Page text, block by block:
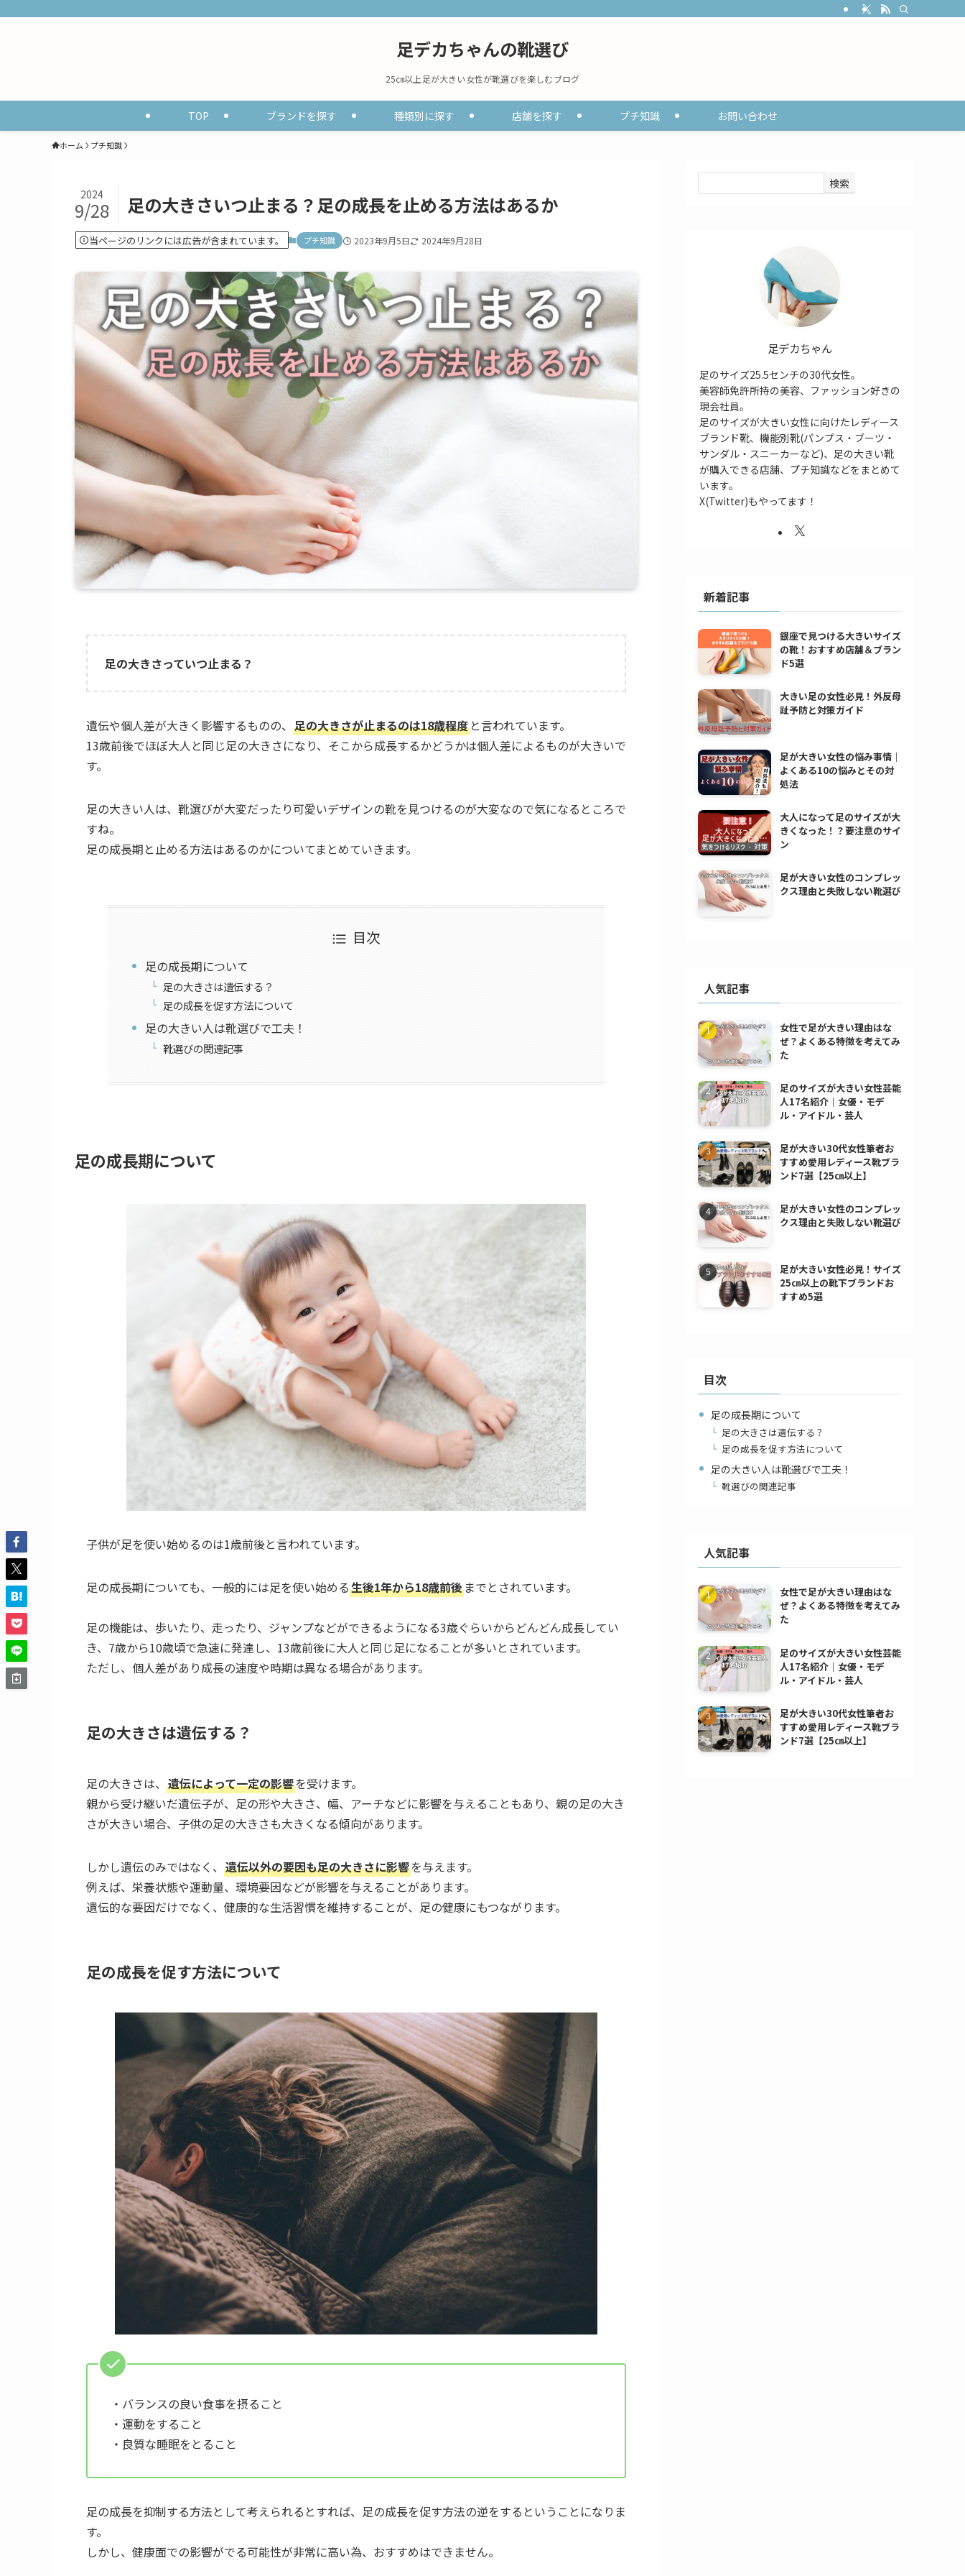
足デカちゃんの靴選び
25㎝以上足が大きい女性が靴選びを楽しむブログ
TOP ブランドを探す 種類別に探す 店舗を探す プチ知識 お問い合わせ
ホーム プチ知識
足の大きさいつ止まる？足の成長を止める方法はあるか
2024
9/28
当ページのリンクには広告が含まれています。 プチ知識 2023年9月5日 2024年9月28日
足の大きさっていつ止まる？
遺伝や個人差が大きく影響するものの、 足の大きさが止まるのは18歳程度 と言われています。
13歳前後でほぼ大人と同じ足の大きさになり、そこから成長するかどうかは個人差によるものが大きいで
す。
足の大きい人は、靴選びが大変だったり可愛いデザインの靴を見つけるのが大変なので気になるところで
すね。
足の成長期と止める方法はあるのかについてまとめていきます。
目次
足の成長期について
足の大きさは遺伝する？
足の成長を促す方法について
足の大きい人は靴選びで工夫！
靴選びの関連記事
足の成長期について
子供が足を使い始めるのは1歳前後と言われています。
足の成長期についても、一般的には足を使い始める生後1年から18歳前後 までとされています。
足の機能は、歩いたり、走ったり、ジャンプなどができるようになる3歳ぐらいからどんどん成長してい
き、7歳から10歳頃で急速に発達し、13歳前後に大人と同じ足になることが多いとされています。
ただし、個人差があり成長の速度や時期は異なる場合があります。
足の大きさは遺伝する？
足の大きさは、 遺伝によって一定の影響を受けます。
親から受け継いだ遺伝子が、足の形や大きさ、幅、アーチなどに影響を与えることもあり、親の足の大き
さが大きい場合、子供の足の大きさも大きくなる傾向があります。
しかし遺伝のみではなく、 遺伝以外の要因も足の大きさに影響を与えます。
例えば、栄養状態や運動量、環境要因などが影響を与えることがあります。
遺伝的な要因だけでなく、健康的な生活習慣を維持することが、足の健康にもつながります。
足の成長を促す方法について
・バランスの良い食事を摂ること
・運動をすること
・良質な睡眠をとること
足の成長を抑制する方法として考えられるとすれば、足の成長を促す方法の逆をするということになりま
す。
しかし、健康面での影響がでる可能性が非常に高い為、おすすめはできません。
検索
足デカちゃん
足のサイズ25.5センチの30代女性。
美容師免許所持の美容、ファッション好きの
現会社員。
足のサイズが大きい女性に向けたレディース
ブランド靴、機能別靴(パンプス・ブーツ・
サンダル・スニーカーなど)、足の大きい靴
が購入できる店舗、プチ知識などをまとめて
います。
X(Twitter)もやってます！
新着記事
銀座で見つける大きいサイズ
の靴！おすすめ店舗＆ブラン
ド5選
大きい足の女性必見！外反母
趾予防と対策ガイド
足が大きい女性の悩み事情｜
よくある10の悩みとその対
処法
大人になって足のサイズが大
きくなった！？要注意のサイ
ン
足が大きい女性のコンプレッ
クス理由と失敗しない靴選び
人気記事
女性で足が大きい理由はな
ぜ？よくある特徴を考えてみ
た
足のサイズが大きい女性芸能
人17名紹介｜女優・モデ
ル・アイドル・芸人
足が大きい30代女性筆者お
すすめ愛用レディース靴ブラ
ンド7選【25㎝以上】
足が大きい女性のコンプレッ
クス理由と失敗しない靴選び
足が大きい女性必見！サイズ
25㎝以上の靴下ブランドお
すすめ5選
目次
足の成長期について
足の大きさは遺伝する？
足の成長を促す方法について
足の大きい人は靴選びで工夫！
靴選びの関連記事
人気記事
女性で足が大きい理由はな
ぜ？よくある特徴を考えてみ
た
足のサイズが大きい女性芸能
人17名紹介｜女優・モデ
ル・アイドル・芸人
足が大きい30代女性筆者お
すすめ愛用レディース靴ブラ
ンド7選【25㎝以上】